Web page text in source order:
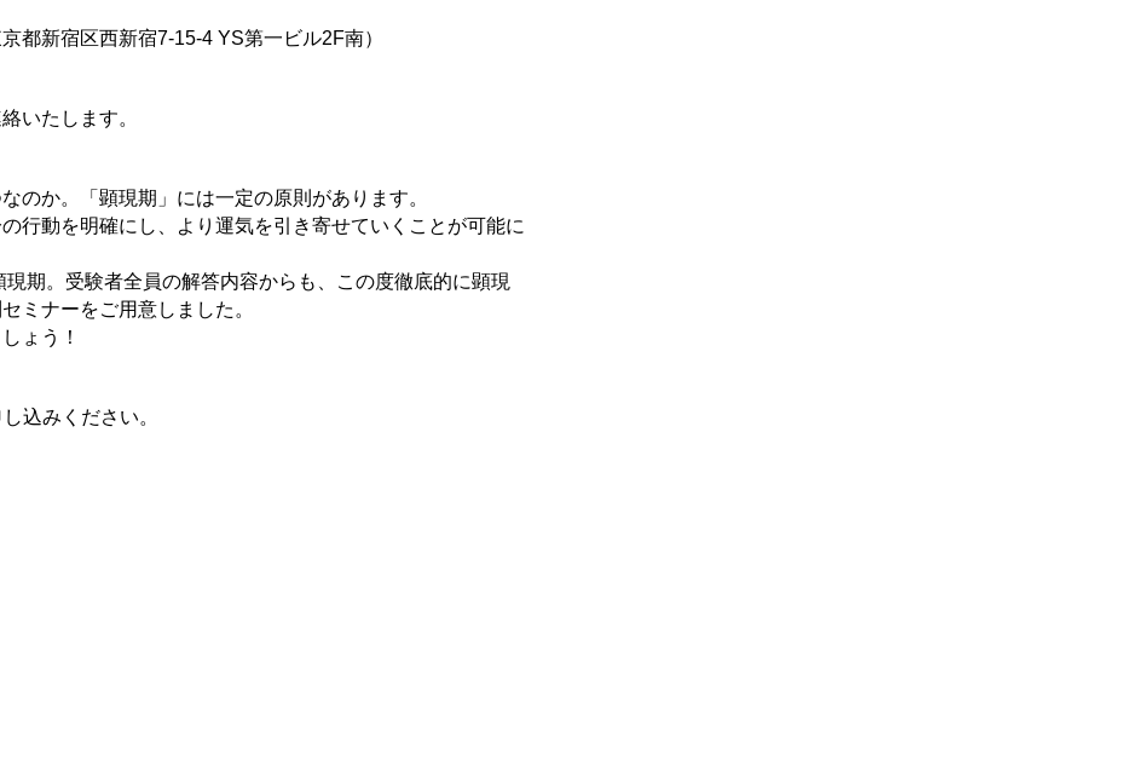
都新宿区西新宿7-15-4 YS第一ビル2F南）
いたします。
のか。「顕現期」には一定の原則があります。
行動を明確にし、より運気を引き寄せていくことが可能に
期。受験者全員の解答内容からも、この度徹底的に顕現
ミナーをご用意しました。
ょう！
込みください。